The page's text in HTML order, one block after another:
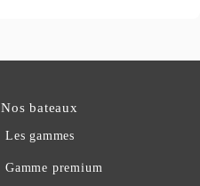
Nos bateaux
Les gammes
Gamme premium